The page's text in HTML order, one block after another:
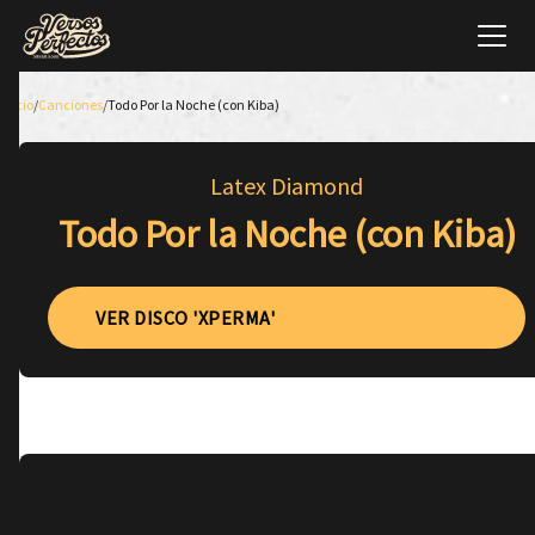
Inicio/Canciones/Todo Por la Noche (con Kiba)
Latex Diamond
Todo Por la Noche (con Kiba)
VER DISCO 'XPERMA'